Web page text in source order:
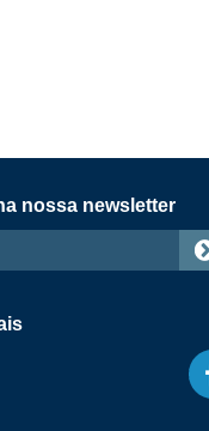
nossa newsletter